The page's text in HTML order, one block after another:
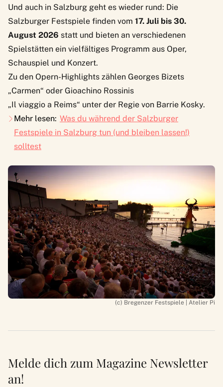
Und auch in Salzburg geht es wieder rund: Die
Salzburger Festspiele finden vom 17. Juli bis 30.
August 2026 statt und bieten an verschiedenen
Spielstätten ein vielfältiges Programm aus Oper,
Schauspiel und Konzert.
Zu den Opern-Highlights zählen Georges Bizets
„Carmen“ oder Gioachino Rossinis
„Il viaggio a Reims“ unter der Regie von Barrie Kosky.
Mehr lesen: Was du während der Salzburger
Festspiele in Salzburg tun (und bleiben lassen!)
solltest
(c) Bregenzer Festspiele | Atelier Pi
Melde dich zum Magazine Newsletter
an!